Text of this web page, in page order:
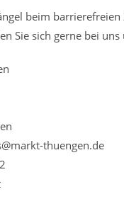
beim
Sie sich gerne bei uns
thuengen.de